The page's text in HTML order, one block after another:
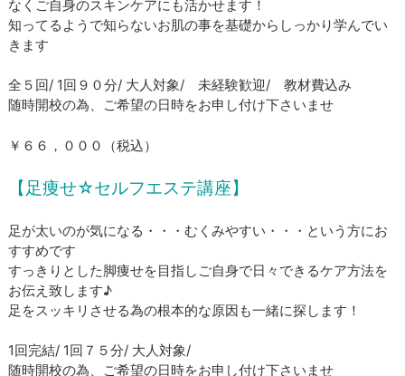
なくご自身のスキンケアにも活かせます！
知ってるようで知らないお肌の事を基礎からしっかり学んでい
きます
全５回/ 1回９０分/ 大人対象/ 未経験歓迎/ 教材費込み
​随時開校の為、ご希望の日時をお申し付け下さいませ
​￥６６，０００（税込）
【足痩せ☆セルフエステ講座】
足が太いのが気になる・・・むくみやすい・・・という方にお
すすめです
すっきりとした脚痩せを目指しご自身で日々できるケア方法を
お伝え致します♪
足をスッキリさせる為の根本的な原因も一緒に探します！
1回完結/ 1回７５分/ 大人対象/
​随時開校の為、ご希望の日時をお申し付け下さいませ